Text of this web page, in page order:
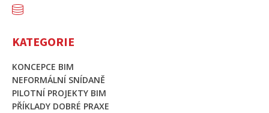
KATEGORIE
KONCEPCE BIM
NEFORMÁLNÍ SNÍDANĚ
PILOTNÍ PROJEKTY BIM
PŘÍKLADY DOBRÉ PRAXE